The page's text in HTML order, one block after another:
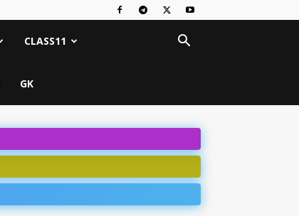
CLASS11
GK